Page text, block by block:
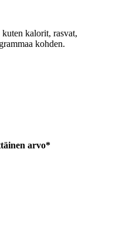
kalorit, rasvat,
kohden.
arvo*